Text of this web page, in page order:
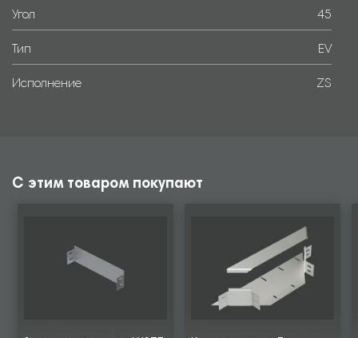
Угол 45
Тип EV
Исполнение ZS
С этим товаром покупают